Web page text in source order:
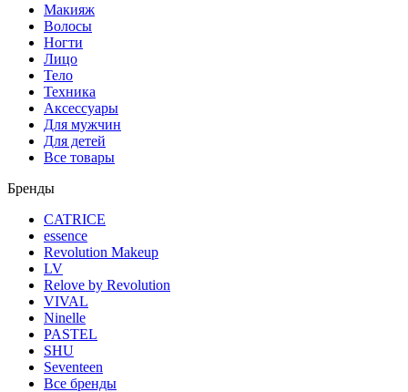
Макияж
Волосы
Ногти
Лицо
Тело
Техника
Аксессуары
Для мужчин
Для детей
Все товары
Бренды
CATRICE
essence
Revolution Makeup
LV
Relove by Revolution
VIVAL
Ninelle
PASTEL
SHU
Seventeen
Все бренды